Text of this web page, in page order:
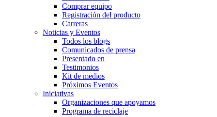
Comprar equipo
Registración del producto
Carreras
Noticias y Eventos
Todos los blogs
Comunicados de prensa
Presentado en
Testimonios
Kit de medios
Próximos Eventos
Iniciativas
Organizaciones que apoyamos
Programa de reciclaje